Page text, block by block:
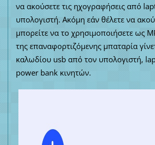
να ακούσετε τις ηχογραφήσεις από
υπολογιστή. Ακόμη εάν θέλετε να
μπορείτε να το χρησιμοποιήσετε ως
της επαναφορτιζόμενης μπαταρία
καλωδίου usb από τον υπολογιστή,
power bank κινητών.